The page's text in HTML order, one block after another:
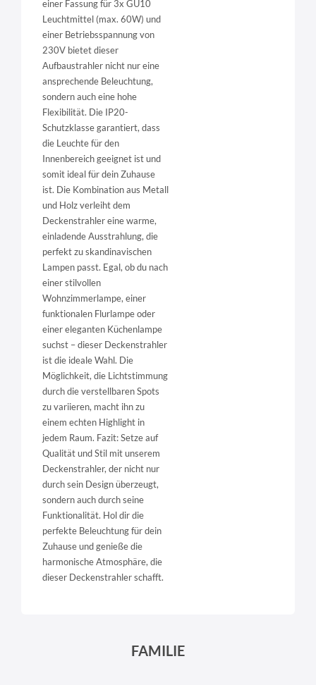
einer Fassung für 3x GU10
Leuchtmittel (max. 60W) und
einer Betriebsspannung von
230V bietet dieser
Aufbaustrahler nicht nur eine
ansprechende Beleuchtung,
sondern auch eine hohe
Flexibilität. Die IP20-
Schutzklasse garantiert, dass
die Leuchte für den
Innenbereich geeignet ist und
somit ideal für dein Zuhause
ist. Die Kombination aus Metall
und Holz verleiht dem
Deckenstrahler eine warme,
einladende Ausstrahlung, die
perfekt zu skandinavischen
Lampen passt. Egal, ob du nach
einer stilvollen
Wohnzimmerlampe, einer
funktionalen Flurlampe oder
einer eleganten Küchenlampe
suchst – dieser Deckenstrahler
ist die ideale Wahl. Die
Möglichkeit, die Lichtstimmung
durch die verstellbaren Spots
zu variieren, macht ihn zu
einem echten Highlight in
jedem Raum. Fazit: Setze auf
Qualität und Stil mit unserem
Deckenstrahler, der nicht nur
durch sein Design überzeugt,
sondern auch durch seine
Funktionalität. Hol dir die
perfekte Beleuchtung für dein
Zuhause und genieße die
harmonische Atmosphäre, die
dieser Deckenstrahler schafft.
FAMILIE